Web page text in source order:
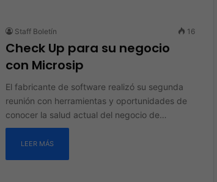
Staff Boletín 16
Check Up para su negocio
con Microsip
El fabricante de software realizó su segunda
reunión con herramientas y oportunidades de
conocer la salud actual del negocio de…
LEER MÁS